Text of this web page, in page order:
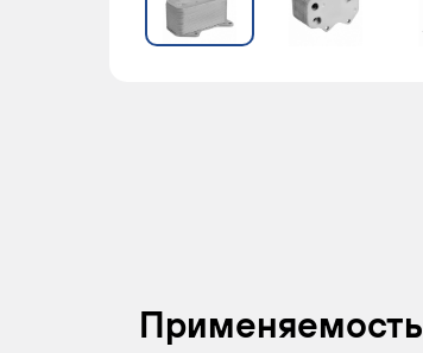
Применяемость